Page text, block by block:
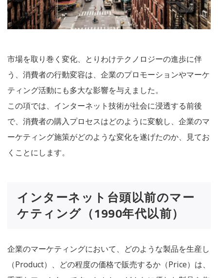
市場を取り巻く変化、とりわけテクノロジーの進歩に伴
う、消費者の行動変容は、企業のプロモーションやマーケ
ティング活動にも多大な影響を与えました。
この項では、インターネット技術が社会に浸透する前後
で、消費者の購入プロセスはどのように変貌し、企業のマ
ーケティング施策がどのような変化を遂げたのか、見てお
くことにします。
インターネット台頭以前のマー
ケティング（1990年代以前）
企業のマーケティングにおいて、どのような製品を生産し
（Product）、どの程度の価格で販売するか（Price）は、